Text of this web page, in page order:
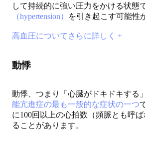
して持続的に強い圧力をかける状態
（hypertension）
を引き起こす可能性
高血圧についてさらに詳しく +
動悸
動悸、つまり「心臓がドキドキする
能亢進症の最も一般的な症状の一つ
に100回以上の心拍数（頻脈とも呼
ることがあります。